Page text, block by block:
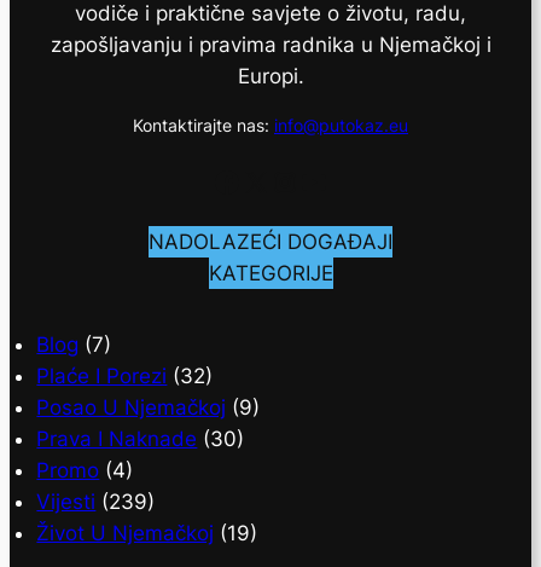
vodiče i praktične savjete o životu, radu,
zapošljavanju i pravima radnika u Njemačkoj i
Europi.
Kontaktirajte nas: info@putokaz.eu
NADOLAZEĆI DOGAĐAJI
KATEGORIJE
Blog (7)
Plaće I Porezi (32)
Posao U Njemačkoj (9)
Prava I Naknade (30)
Promo (4)
Vijesti (239)
Život U Njemačkoj (19)